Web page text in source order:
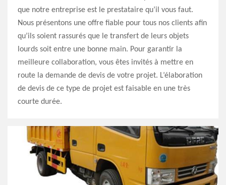
que notre entreprise est le prestataire qu’il vous faut.
Nous présentons une offre fiable pour tous nos clients afin
qu’ils soient rassurés que le transfert de leurs objets
lourds soit entre une bonne main. Pour garantir la
meilleure collaboration, vous êtes invités à mettre en
route la demande de devis de votre projet. L’élaboration
de devis de ce type de projet est faisable en une très
courte durée.